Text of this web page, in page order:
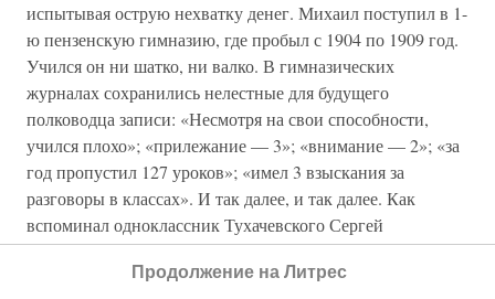
испытывая острую нехватку денег. Михаил поступил в 1-
ю пензенскую гимназию, где пробыл с 1904 по 1909 год.
Учился он ни шатко, ни валко. В гимназических
журналах сохранились нелестные для будущего
полководца записи: «Несмотря на свои способности,
учился плохо»; «прилежание — 3»; «внимание — 2»; «за
год пропустил 127 уроков»; «имел 3 взыскания за
разговоры в классах». И так далее, и так далее. Как
вспоминал одноклассник Тухачевского Сергей
Степанович Островский, по уровню развития Михаил
значительно превосходил подавляющее большинство
Продолжение на Литрес